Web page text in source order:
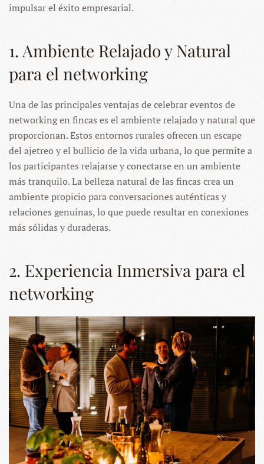
impulsar el éxito empresarial.
1. Ambiente Relajado y Natural
para el networking
Una de las principales ventajas de celebrar eventos de
networking en fincas es el ambiente relajado y natural que
proporcionan. Estos entornos rurales ofrecen un escape
del ajetreo y el bullicio de la vida urbana, lo que permite a
los participantes relajarse y conectarse en un ambiente
más tranquilo. La belleza natural de las fincas crea un
ambiente propicio para conversaciones auténticas y
relaciones genuinas, lo que puede resultar en conexiones
más sólidas y duraderas.
2. Experiencia Inmersiva para el
networking